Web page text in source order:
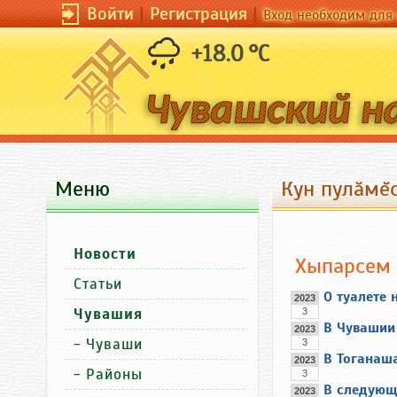
Войти|Регистрация|Вход необходим для
+18.0 °C
Кун
Хыпарсем
2023
3
О туалете
2023
3
В Чувашии
2023
3
В
2023 В
Меню
Новости
Статьи
Чувашия
- Чуваши
- Районы